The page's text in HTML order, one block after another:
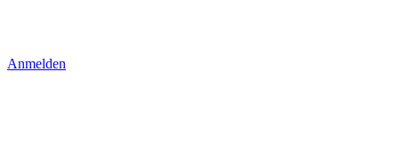
Anmelden